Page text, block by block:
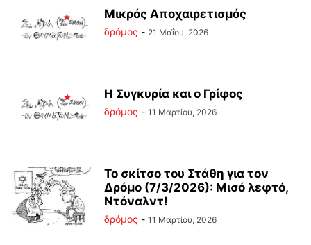
Μικρός Αποχαιρετισμός
δρόμος - 21 Μαΐου, 2026
Η Συγκυρία και ο Γρίφος
δρόμος - 11 Μαρτίου, 2026
Το σκίτσο του Στάθη για τον
Δρόμο (7/3/2026): Μισό λεφτό,
Ντόναλντ!
δρόμος - 11 Μαρτίου, 2026